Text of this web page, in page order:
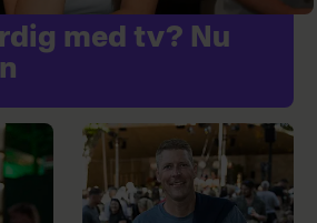
med tv? Nu